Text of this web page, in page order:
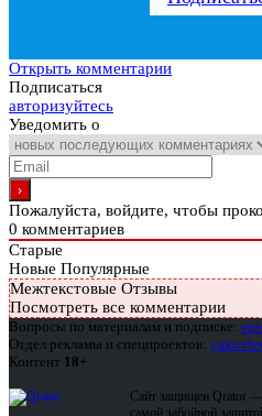
Открыть комментарии
Подписаться
авторизуйтесь
Уведомить о
Пожалуйста, войдите, чтобы
0 комментариев
Старые
Новые Популярные
Межтекстовые Отзывы
Посмотреть все комментарии
Вопросы по материалам и подписке:
Отдел рекламы и спецпроектов:
Контент 18+
Сайт защищен Qrator —